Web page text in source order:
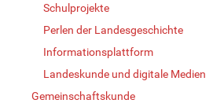
Schulprojekte
Perlen der Landesgeschichte
Informationsplattform
Landeskunde und digitale Medien
Gemeinschaftskunde